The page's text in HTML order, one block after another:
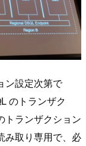
ン設定次第で
のトランザク
トランザクション
み取り専用で、必